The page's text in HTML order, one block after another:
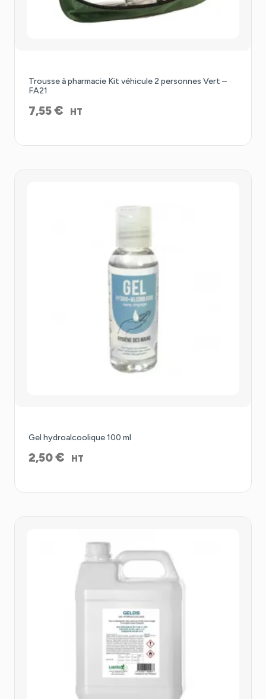
Trousse à pharmacie Kit véhicule 2 personnes Vert –
FA21
7,55€ HT
Gel hydroalcoolique 100 ml
2,50€ HT